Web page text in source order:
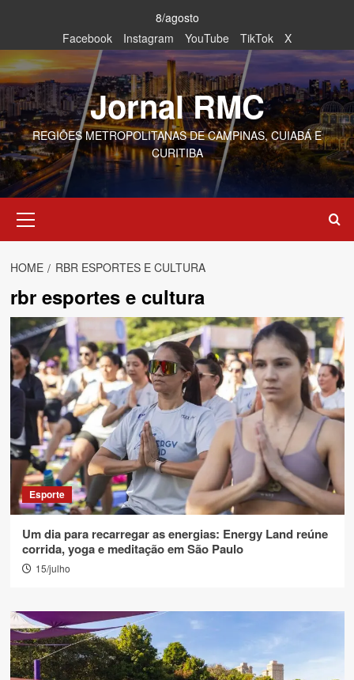
content
8/agosto
Facebook
Instagram YouTube TikTok X
Jornal RMC
REGIÕES METROPOLITANAS DE CAMPINAS, CUIABÁ E
CURITIBA
Menu
HOME RBR ESPORTES E CULTURA
rbr esportes e cultura
Esporte
Um dia para recarregar as energias: Energy Land reúne
corrida, yoga e meditação em São Paulo
15/julho